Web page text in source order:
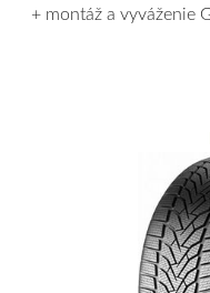
+ montáž a vyváženie